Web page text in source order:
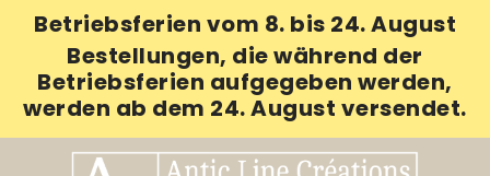
Betriebsferien vom 8. bis 24. August
Bestellungen, die während der
Betriebsferien aufgegeben werden,
werden ab dem 24. August versendet.